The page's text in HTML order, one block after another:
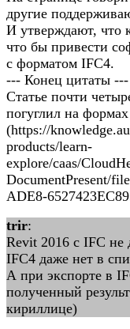
другие
И утверждают, что
что бы привести
с форматом IFC4.
--- Конец цитаты ---
Статье почти
погуглил на
(https://
products/learn-
explore/caas/
DocumentPresent/
ADE8-
trir:
Revit 2016 с IFC не
IFC4 даже нет в
А при экспорте в
полученный
кириллице)